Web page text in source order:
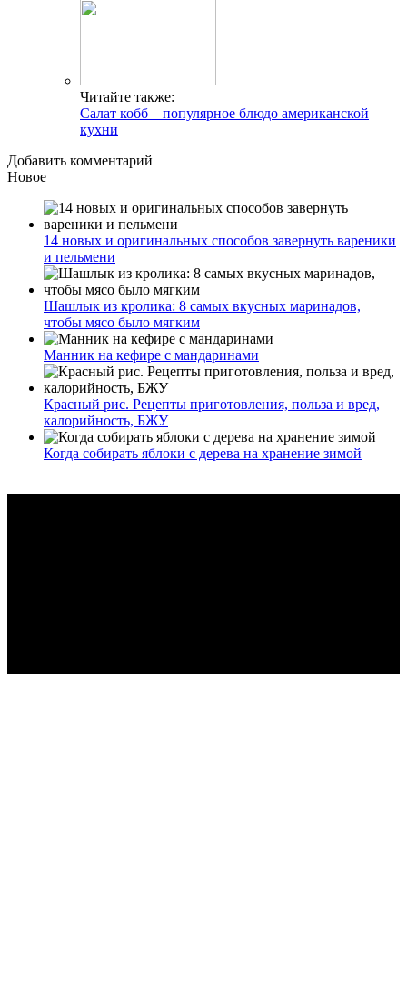
Читайте также:
Салат кобб – популярное блюдо американской
кухни
Добавить комментарий
Новое
14 новых и оригинальных способов завернуть вареники
и пельмени
Шашлык из кролика: 8 самых вкусных маринадов,
чтобы мясо было мягким
Манник на кефире с мандаринами
Красный рис. Рецепты приготовления, польза и вред,
калорийность, БЖУ
Когда собирать яблоки с дерева на хранение зимой